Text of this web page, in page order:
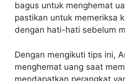
bagus untuk menghemat
pastikan untuk memeriksa
dengan hati-hati sebelum
Dengan mengikuti tips ini,
menghemat uang saat
mendapatkan perangkat